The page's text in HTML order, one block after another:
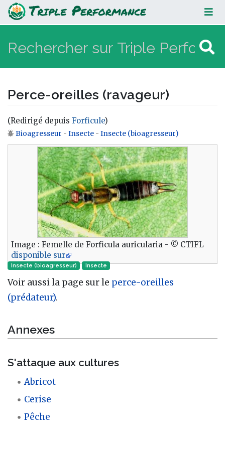
Perce-oreilles (ravageur)
Perce-oreilles (ravageur)
(Redirigé depuis Forficule)
Aller à :navigation,rechercher
Bioagresseur - Insecte - Insecte (bioagresseur)
Image : Femelle de Forficula auricularia - © CTIFL
disponible sur
Insecte (bioagresseur) Insecte‎
Voir aussi la page sur le perce-oreilles
(prédateur).
Annexes
S'attaque aux cultures
Abricot
Cerise
Pêche